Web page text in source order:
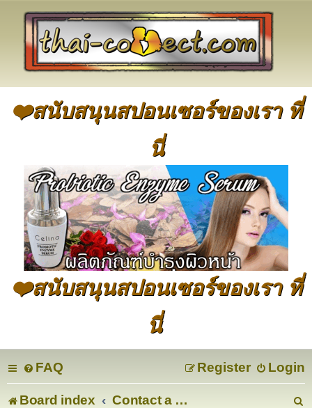
❤️สนับสนุนสปอนเซอร์ของเรา ที่
นี่
❤️สนับสนุนสปอนเซอร์ของเรา ที่
นี่
FAQ Login
Register
Board index Contact a Board Administrator